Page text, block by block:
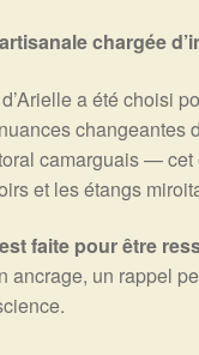
chargée
a été choisi
changeantes
camarguais —
et les étangs
faite pour être
ancrage, un rappel